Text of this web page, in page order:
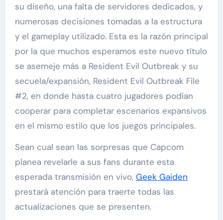
su diseño, una falta de servidores dedicados, y
numerosas decisiones tomadas a la estructura
y el gameplay utilizado. Esta es la razón principal
por la que muchos esperamos este nuevo título
se asemeje más a Resident Evil Outbreak y su
secuela/expansión, Resident Evil Outbreak File
#2, en donde hasta cuatro jugadores podían
cooperar para completar escenarios expansivos
en el mismo estilo que los juegos principales.
Sean cual sean las sorpresas que Capcom
planea revelarle a sus fans durante esta
esperada transmisión en vivo, Geek Gaiden
prestará atención para traerte todas las
actualizaciones que se presenten.